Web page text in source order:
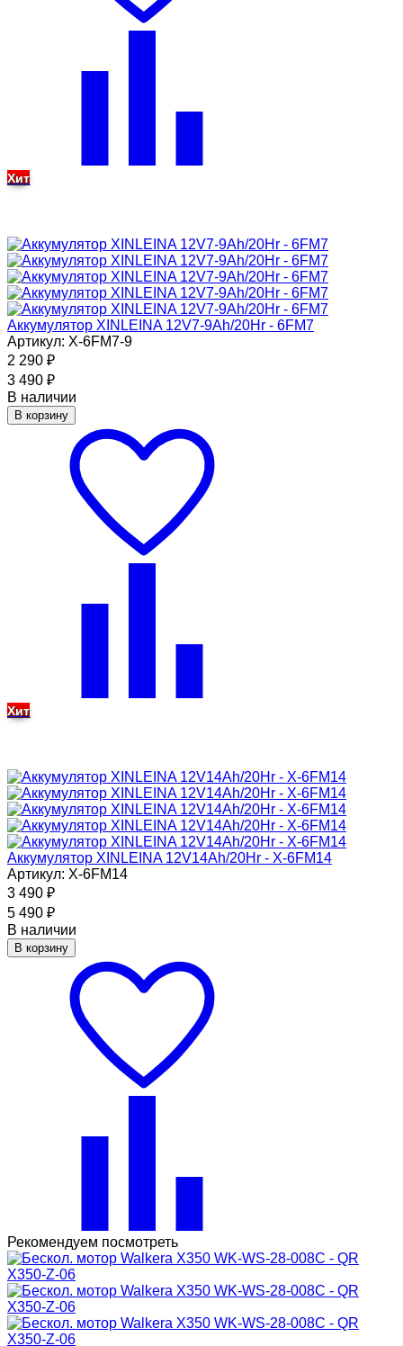
Хит
Аккумулятор XINLEINA 12V7-9Ah/20Hr - 6FM7
Артикул: X-6FM7-9
2 290 ₽
3 490 ₽
В наличии
В корзину
Хит
Аккумулятор XINLEINA 12V14Ah/20Hr - X-6FM14
Артикул: X-6FM14
3 490 ₽
5 490 ₽
В наличии
В корзину
Рекомендуем посмотреть